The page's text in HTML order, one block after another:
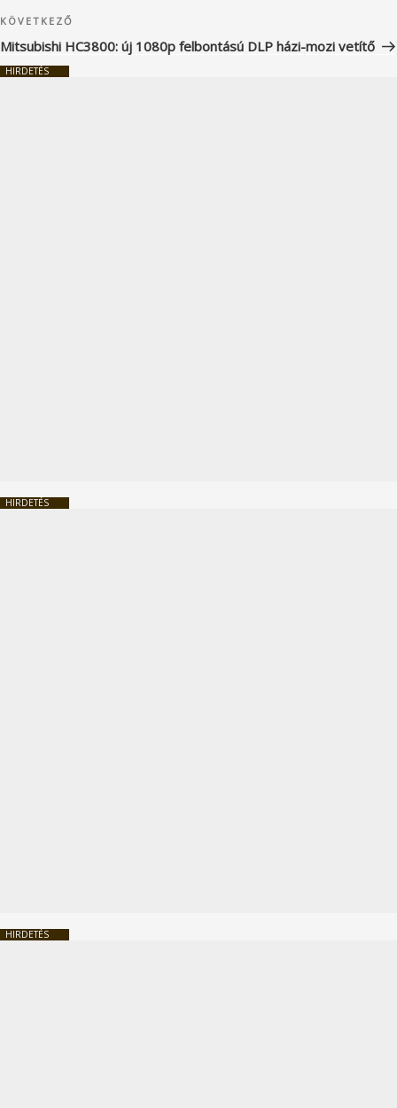
Következő
bejegyzés
KÖVETKEZŐ
Mitsubishi HC3800: új 1080p felbontású DLP házi-mozi vetítő
HIRDETÉS
HIRDETÉS
HIRDETÉS